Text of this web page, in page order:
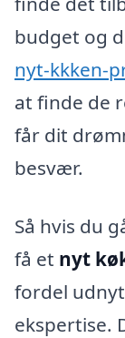
budget og
nyt-kkken-
at finde de
får dit
besvær.
Så hvis du
få et nyt
fordel
ekspertise.